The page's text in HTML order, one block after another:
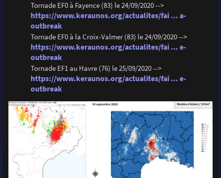
Tornade EF0 à Fayence (83) le 24/09/2020 -->
https://www.keraunos.org/actualites/fai ... a-
outbreak
Tornade EF0 à la Croix-Valmer (83) le 24/09/2020 -->
https://www.keraunos.org/actualites/fai ... e-
outbreak
Tornade EF1 au Havre (76) le 25/09/2020 -->
https://www.keraunos.org/actualites/fai ... e-
outbreak